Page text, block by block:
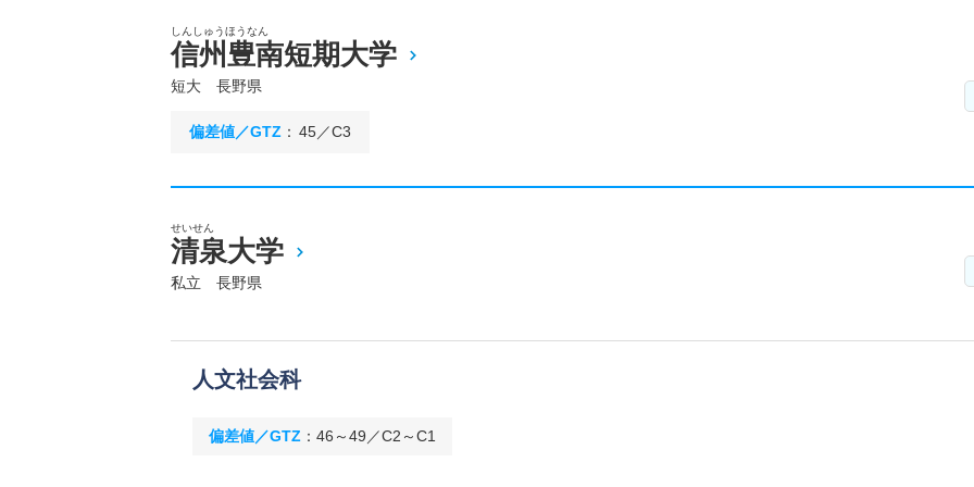
しんしゅうほうなん
信州豊南短期大学
短大 長野県
偏差値／GTZ ： 45／C3
せいせん
清泉大学
私立 長野県
人文社会科
偏差値／GTZ ： 46～49／C2～C1